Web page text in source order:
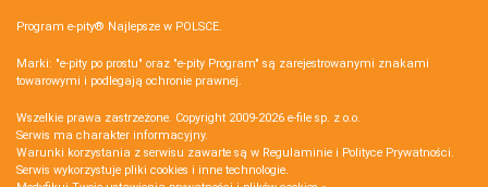
Program e-pity® Najlepsze w POLSCE.
Marki: "e-pity po prostu" oraz "e-pity Program" są zarejestrowanymi znakami
towarowymi i podlegają ochronie prawnej.
Wszelkie prawa zastrzeżone. Copyright 2009-2026 e-file sp. z o.o.
Serwis ma charakter informacyjny.
Warunki korzystania z serwisu zawarte są w Regulaminie i Polityce Prywatności.
Serwis wykorzystuje pliki cookies i inne technologie.